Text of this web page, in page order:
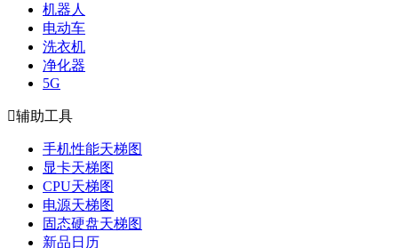
机器人
电动车
洗衣机
净化器
5G
辅助工具
手机性能天梯图
显卡天梯图
CPU天梯图
电源天梯图
固态硬盘天梯图
新品日历